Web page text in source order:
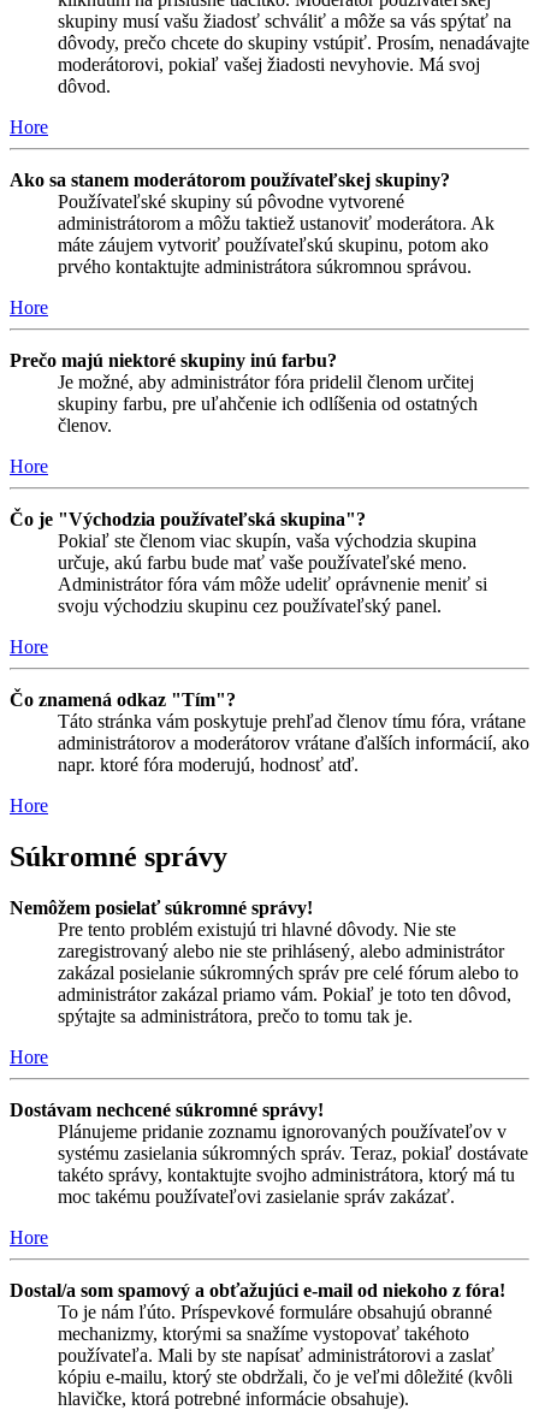
skupiny musí vašu žiadosť schváliť a môže sa vás spýtať na
dôvody, prečo chcete do skupiny vstúpiť. Prosím, nenadávajte
moderátorovi, pokiaľ vašej žiadosti nevyhovie. Má svoj
dôvod.
Hore
Ako sa stanem moderátorom používateľskej skupiny?
Používateľské skupiny sú pôvodne vytvorené
administrátorom a môžu taktiež ustanoviť moderátora. Ak
máte záujem vytvoriť používateľskú skupinu, potom ako
prvého kontaktujte administrátora súkromnou správou.
Hore
Prečo majú niektoré skupiny inú farbu?
Je možné, aby administrátor fóra pridelil členom určitej
skupiny farbu, pre uľahčenie ich odlíšenia od ostatných
členov.
Hore
Čo je "Východzia používateľská skupina"?
Pokiaľ ste členom viac skupín, vaša východzia skupina
určuje, akú farbu bude mať vaše používateľské meno.
Administrátor fóra vám môže udeliť oprávnenie meniť si
svoju východziu skupinu cez používateľský panel.
Hore
Čo znamená odkaz "Tím"?
Táto stránka vám poskytuje prehľad členov tímu fóra, vrátane
administrátorov a moderátorov vrátane ďalších informácií, ako
napr. ktoré fóra moderujú, hodnosť atď.
Hore
Súkromné správy
Nemôžem posielať súkromné správy!
Pre tento problém existujú tri hlavné dôvody. Nie ste
zaregistrovaný alebo nie ste prihlásený, alebo administrátor
zakázal posielanie súkromných správ pre celé fórum alebo to
administrátor zakázal priamo vám. Pokiaľ je toto ten dôvod,
spýtajte sa administrátora, prečo to tomu tak je.
Hore
Dostávam nechcené súkromné správy!
Plánujeme pridanie zoznamu ignorovaných používateľov v
systému zasielania súkromných správ. Teraz, pokiaľ dostávate
takéto správy, kontaktujte svojho administrátora, ktorý má tu
moc takému používateľovi zasielanie správ zakázať.
Hore
Dostal/a som spamový a obťažujúci e-mail od niekoho z fóra!
To je nám ľúto. Príspevkové formuláre obsahujú obranné
mechanizmy, ktorými sa snažíme vystopovať takéhoto
používateľa. Mali by ste napísať administrátorovi a zaslať
kópiu e-mailu, ktorý ste obdržali, čo je veľmi dôležité (kvôli
hlavičke, ktorá potrebné informácie obsahuje).